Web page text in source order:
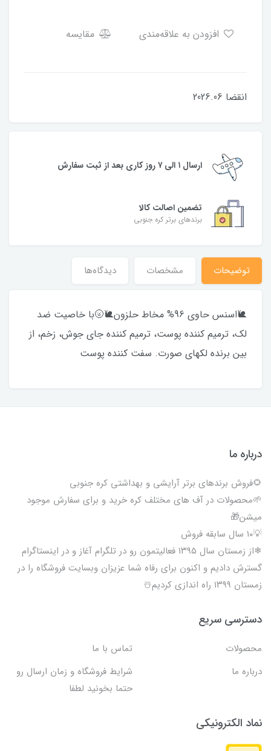
مقایسه
انقضا 2026.06
ارسال ۱ الی ۷ روز کاری بعد از ثبت سفارش
تضمین اصالت کالا
برندهای برتر کره جنوبی
توضیحات مشخصات دیدگاه‌ها
🐌اسنس حاوی 96% مخاط حلزون🐌🌝با خاصیت ضد
لک، ترمیم کننده پوست، ترمیم کننده جای جوش، زخم، از
بین برنده لکهای صورت. سفت کننده پوست
درباره ما
🌻فروش برندهای برتر آرایشی و بهداشتی کره جنوبی
🌱محصولات در آف های مختلف کره خرید و برای سفارش موجود
میشن🎁
💡۱۰ سال سابقه فروش
❄از زمستان سال ۱۳۹۵ فعالیتمون رو در تلگرام آغاز و در اینستاگرام
گسترش دادیم و اکنون برای رفاه شما عزیزان وبسایت فروشگاه را در
زمستان ۱۳۹۹ راه اندازی کردیم☃️
دسترسی سریع
محصولات
تماس با ما
درباره ما
شرایط فروشگاه و زمان ارسال رو
حتما بخونید لطفا
نماد الکترونیکی